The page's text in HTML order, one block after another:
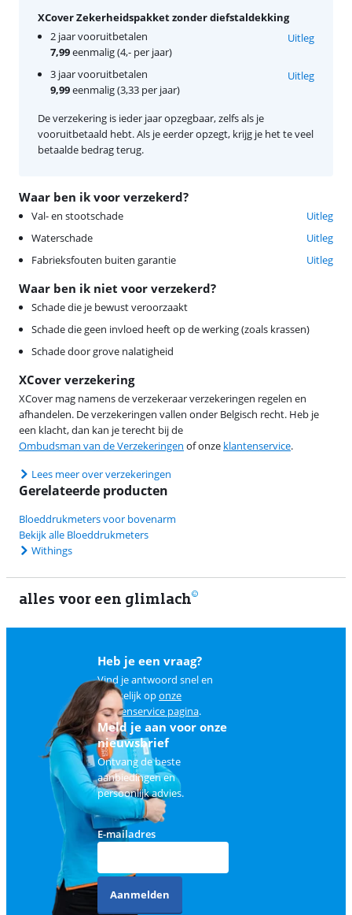
Waar ben ik voor verzekerd?
Val- en stootschade
Uitleg
Waterschade
Uitleg
Fabrieksfouten buiten garantie
Uitleg
Waar ben ik niet voor verzekerd?
Schade die je bewust veroorzaakt
Schade die geen invloed heeft op de werking (zoals krassen)
Schade door grove nalatigheid
XCover verzekering
XCover mag namens de verzekeraar verzekeringen regelen en
afhandelen. De verzekeringen vallen onder Belgisch recht. Heb je
een klacht, dan kan je terecht bij de
Ombudsman van de Verzekeringen of onze klantenservice.
Lees meer over verzekeringen
XCover Zekerheidspakket zonder diefstaldekking
2 jaar vooruitbetalen
7,99eenmalig (4,- per jaar)
Uitleg
3 jaar vooruitbetalen
9,99eenmalig (3,33 per jaar)
Uitleg
De verzekering is ieder jaar opzegbaar, zelfs als je
vooruitbetaald hebt. Als je eerder opzegt, krijg je het te veel
betaalde bedrag terug.
Gerelateerde producten
Bloeddrukmeters voor bovenarm
Bekijk alle Bloeddrukmeters
Withings
alles voor een glimlach
Heb je een vraag?
Vind je antwoord snel en
makkelijk oponze
klantenservice pagina.
Meld je aan voor onze
nieuwsbrief
Ontvang de beste
aanbiedingen en
persoonlijk advies.
E-mailadres
Aanmelden